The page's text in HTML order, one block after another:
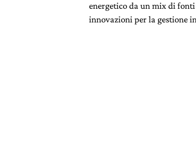
energetico da un mix di
innovazioni per la gestione